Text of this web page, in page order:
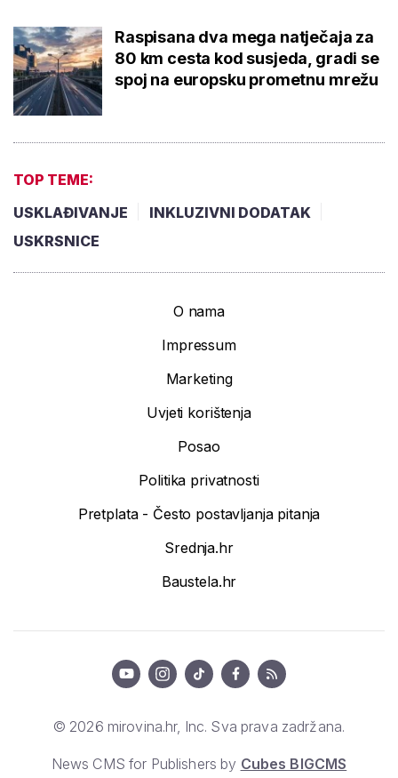
Raspisana dva mega natječaja za
80 km cesta kod susjeda, gradi se
spoj na europsku prometnu mrežu
TOP TEME:
USKLAĐIVANJE
INKLUZIVNI DODATAK
USKRSNICE
O nama
Impressum
Marketing
Uvjeti korištenja
Posao
Politika privatnosti
Pretplata - Često postavljanja pitanja
Srednja.hr
Baustela.hr
© 2026 mirovina.hr, Inc. Sva prava zadržana.
News CMS for Publishers by Cubes BIGCMS